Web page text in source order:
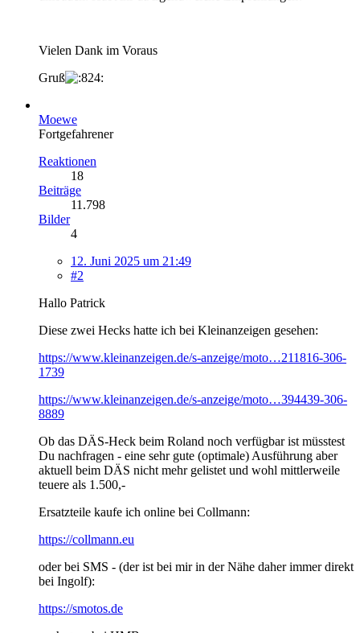
Vielen Dank im Voraus
Gruß
Moewe
Fortgefahrener
Reaktionen
18
Beiträge
11.798
Bilder
4
12. Juni 2025 um 21:49
#2
Hallo Patrick
Diese zwei Hecks hatte ich bei Kleinanzeigen gesehen:
https://www.kleinanzeigen.de/s-anzeige/moto…211816-306-
1739
https://www.kleinanzeigen.de/s-anzeige/moto…394439-306-
8889
Ob das DÄS-Heck beim Roland noch verfügbar ist müsstest
Du nachfragen - eine sehr gute (optimale) Ausführung aber
aktuell beim DÄS nicht mehr gelistet und wohl mittlerweile
teuere als 1.500,-
Ersatzteile kaufe ich online bei Collmann:
https://collmann.eu
oder bei SMS - (der ist bei mir in der Nähe daher immer direkt
bei Ingolf):
https://smotos.de